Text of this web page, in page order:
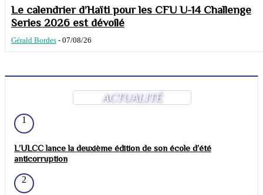
Le calendrier d’Haïti pour les CFU U-14 Challenge
Series 2026 est dévoilé
Gérald Bordes - 07/08/26
ACTUALITÉ
1
L’ULCC lance la deuxième édition de son école d’été
anticorruption
2